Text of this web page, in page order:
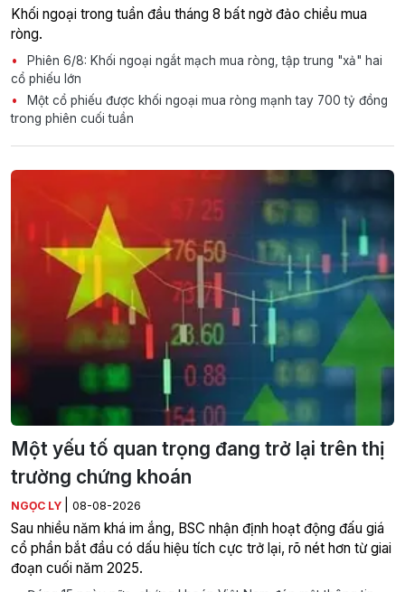
Khối ngoại trong tuần đầu tháng 8 bất ngờ đảo chiều mua
ròng.
Phiên 6/8: Khối ngoại ngắt mạch mua ròng, tập trung "xả" hai
cổ phiếu lớn
Một cổ phiếu được khối ngoại mua ròng mạnh tay 700 tỷ đồng
trong phiên cuối tuần
Một yếu tố quan trọng đang trở lại trên thị
trường chứng khoán
NGỌC LY 08-08-2026
Sau nhiều năm khá im ắng, BSC nhận định hoạt động đấu giá
cổ phần bắt đầu có dấu hiệu tích cực trở lại, rõ nét hơn từ giai
đoạn cuối năm 2025.